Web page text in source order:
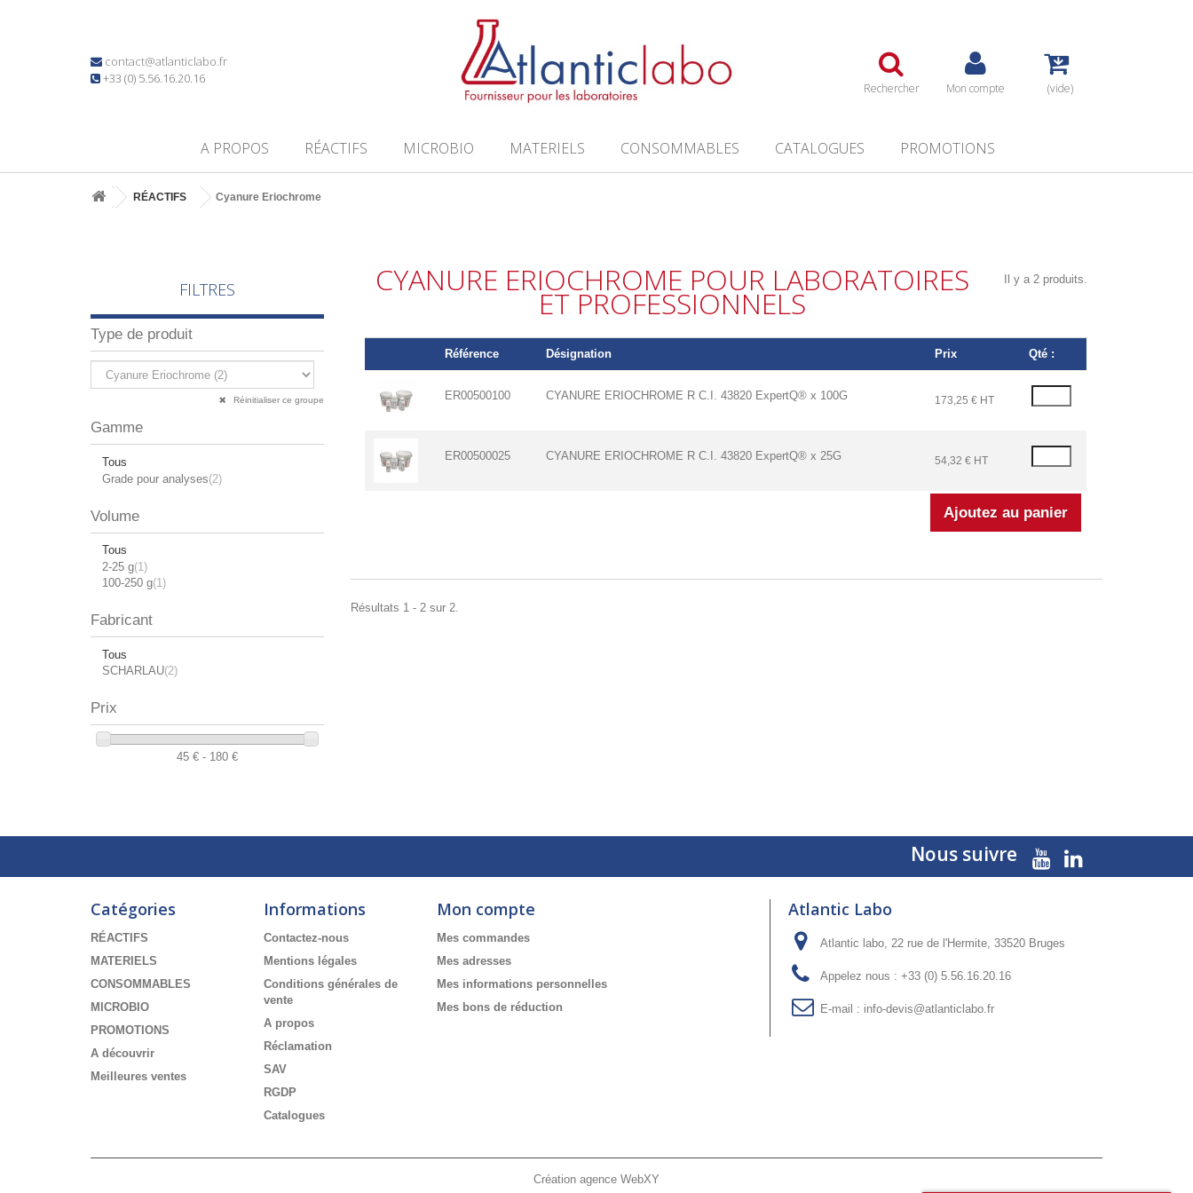
contact@atlanticlabo.fr
+33 (0) 5.56.16.20.16
Rechercher Mon compte (vide)
A PROPOS RÉACTIFS MICROBIO MATERIELS CONSOMMABLES CATALOGUES PROMOTIONS
RÉACTIFS Cyanure Eriochrome
FILTRES
Type de produit
Réinitialiser ce groupe
Gamme
Tous
Grade pour analyses(2)
Volume
Tous
2-25 g(1)
100-250 g(1)
Fabricant
Tous
SCHARLAU(2)
Prix
45 € - 180 €
CYANURE ERIOCHROME POUR LABORATOIRES
ET PROFESSIONNELS
Il y a 2 produits.
Référence Désignation Prix Qté :
ER00500100 CYANURE ERIOCHROME R C.I. 43820 ExpertQ® x 100G 173,25 € HT
ER00500025 CYANURE ERIOCHROME R C.I. 43820 ExpertQ® x 25G 54,32 € HT
Résultats 1 - 2 sur 2.
Nous suivre
Catégories
RÉACTIFS
MATERIELS
CONSOMMABLES
MICROBIO
PROMOTIONS
A découvrir
Meilleures ventes
Informations
Contactez-nous
Mentions légales
Conditions générales de
vente
A propos
Réclamation
SAV
RGDP
Catalogues
Création agence WebXY
Mon compte
Mes commandes
Mes adresses
Mes informations personnelles
Mes bons de réduction
Atlantic Labo
Atlantic labo, 22 rue de l'Hermite, 33520 Bruges
Appelez nous : +33 (0) 5.56.16.20.16
E-mail : info-devis@atlanticlabo.fr